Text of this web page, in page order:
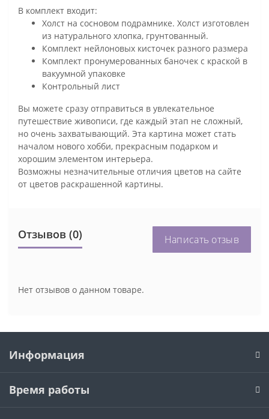
В комплект входит:
Холст на сосновом подрамнике. Холст изготовлен
из натурального хлопка, грунтованный.
Комплект нейлоновых кисточек разного размера
Комплект пронумерованных баночек с краской в
вакуумной упаковке
Контрольный лист
Вы можете сразу отправиться в увлекательное
путешествие живописи, где каждый этап не сложный,
но очень захватывающий. Эта картина может стать
началом нового хобби, прекрасным подарком и
хорошим элементом интерьера.
Возможны незначительные отличия цветов на сайте
от цветов раскрашенной картины.
Отзывов (0) Написать отзыв
Нет отзывов о данном товаре.
Информация
Время работы